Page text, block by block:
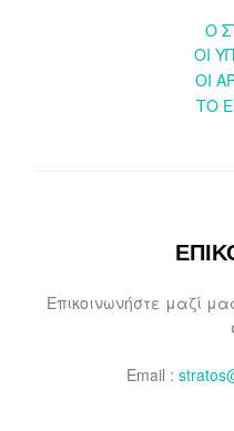
O
ΟΙ
OI
ΤΟ
Επικοινωνήστε μαζί
Email :